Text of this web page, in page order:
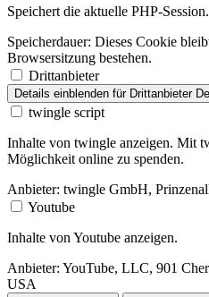
Speichert die aktuelle PHP-Session.
Speicherdauer: Dieses Cookie
Browsersitzung bestehen.
Drittanbieter
Details einblenden für Drittanbieter
twingle script
Inhalte von twingle anzeigen. Mit
Möglichkeit online zu spenden.
Anbieter: twingle GmbH,
Youtube
Inhalte von Youtube anzeigen.
Anbieter: YouTube, LLC, 901
USA